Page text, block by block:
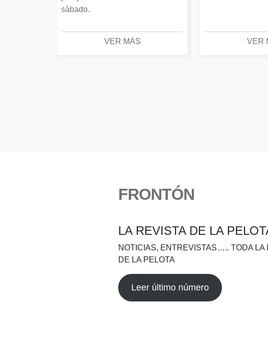
sábado.
VER MÁS VER
FRONTÓN
LA REVISTA DE LA
NOTICIAS, ENTREVISTAS….. TODA LA
DE LA PELOTA
Leer último número